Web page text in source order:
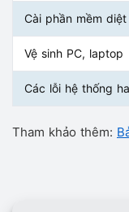
Cài phần mềm
Vệ sinh PC, laptop
Các lỗi hệ thống
Tham khảo thêm: